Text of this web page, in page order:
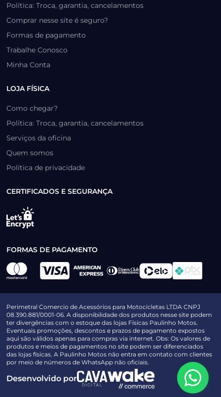
Política: Troca, garantia, cancelamentos
Comprar nesse site é seguro?
Formas de pagamento
Trabalhe Conosco
Minha Conta
LOJA FÍSICA
Como chegar?
Política: Troca, garantia, cancelamentos
Serviços da oficina
Quem somos
Política de privacidade
CERTIFICADOS E SEGURANÇA
FORMAS DE PAGAMENTO
Perimetral Comercio de Acessórios para Motocicletas LTDA CNPJ
08.390.881/0001-06. A disponibilidade dos produtos nesse site podem
ter divergências com o estoque das lojas Físicas Paulinho Motos.
Eventuais promoções, descontos e prazos de pagamento expostos
aqui são válidos apenas para compras via internet. Obs: Os valores de
produtos e meios de pagamentos no site podem ser diferenciados
das lojas físicas. A Paulinho Motos não entra em contato com clientes
por meio de números de WhatsApp não oficiais.
Desenvolvido por